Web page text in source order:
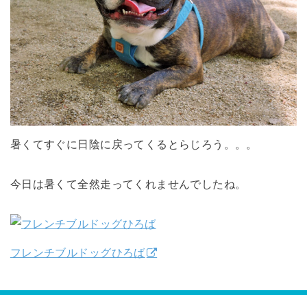
暑くてすぐに日陰に戻ってくるとらじろう。。。
今日は暑くて全然走ってくれませんでしたね。
フレンチブルドッグひろば